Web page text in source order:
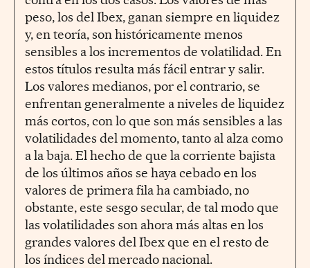
peso, los del Ibex, ganan siempre en liquidez
y, en teoría, son históricamente menos
sensibles a los incrementos de volatilidad. En
estos títulos resulta más fácil entrar y salir.
Los valores medianos, por el contrario, se
enfrentan generalmente a niveles de liquidez
más cortos, con lo que son más sensibles a las
volatilidades del momento, tanto al alza como
a la baja. El hecho de que la corriente bajista
de los últimos años se haya cebado en los
valores de primera fila ha cambiado, no
obstante, este sesgo secular, de tal modo que
las volatilidades son ahora más altas en los
grandes valores del Ibex que en el resto de
los índices del mercado nacional.